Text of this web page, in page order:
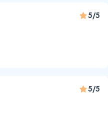
5/5
5/5